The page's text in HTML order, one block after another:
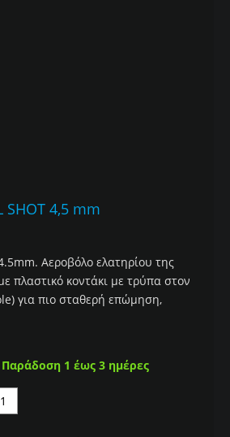
SHOT 4,5 mm
Αεροβόλο ελατηρίου της
πλαστικό κοντάκι με τρύπα στον
για πιο σταθερή επώμηση,
1 έως 3 ημέρες